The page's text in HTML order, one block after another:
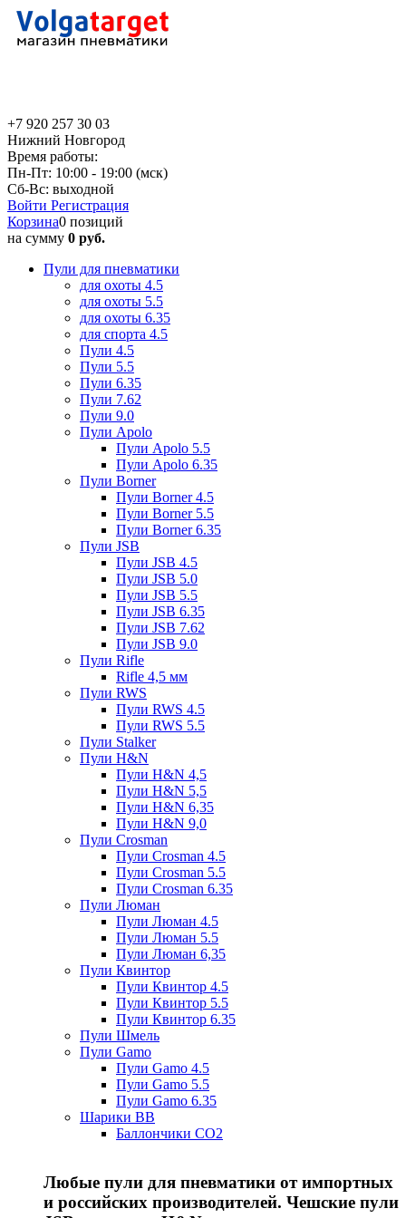
+7 920 257 30 03
Нижний Новгород
Время работы:
Пн-Пт: 10:00 - 19:00 (мск)
Сб-Вс: выходной
Войти Регистрация
Корзина0 позиций
на сумму 0 руб.
Пули для пневматики
для охоты 4.5
для охоты 5.5
для охоты 6.35
для спорта 4.5
Пули 4.5
Пули 5.5
Пули 6.35
Пули 7.62
Пули 9.0
Пули Apolo
Пули Apolo 5.5
Пули Apolo 6.35
Пули Borner
Пули Borner 4.5
Пули Borner 5.5
Пули Borner 6.35
Пули JSB
Пули JSB 4.5
Пули JSB 5.0
Пули JSB 5.5
Пули JSB 6.35
Пули JSB 7.62
Пули JSB 9.0
Пули Rifle
Rifle 4,5 мм
Пули RWS
Пули RWS 4.5
Пули RWS 5.5
Пули Stalker
Пули H&N
Пули H&N 4,5
Пули H&N 5,5
Пули H&N 6,35
Пули H&N 9,0
Пули Crosman
Пули Crosman 4.5
Пули Crosman 5.5
Пули Crosman 6.35
Пули Люман
Пули Люман 4.5
Пули Люман 5.5
Пули Люман 6,35
Пули Квинтор
Пули Квинтор 4.5
Пули Квинтор 5.5
Пули Квинтор 6.35
Пули Шмель
Пули Gamo
Пули Gamo 4.5
Пули Gamo 5.5
Пули Gamo 6.35
Шарики BB
Баллончики CO2
Любые пули для пневматики от импортных
и российских производителей. Чешские пули